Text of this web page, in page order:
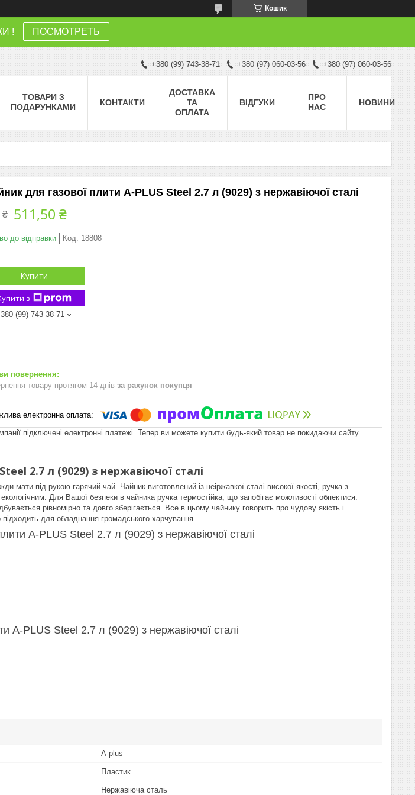
Кошик
! ПОСМОТРЕТЬ
+380 (99) 743-38-71 +380 (97) 060-03-56 +380 (97) 060-03-56
ТОВАРИ З
ПОДАРУНКАМИ
КОНТАКТИ
ДОСТАВКА
ТА
ОПЛАТА
ВІДГУКИ
ПРО
НАС
НОВИНИ
для газової плити A-PLUS Steel 2.7 л (9029) з нержавіючої сталі
₴ 511,50 ₴
до відправки Код: 18808
Купити
з
(99) 743-38-71
товару протягом 14 днів за рахунок покупця
підключені електронні платежі. Тепер ви можете купити будь-який товар не покидаючи сайту.
2.7 л (9029) з нержавіючої сталі
мати під рукою гарячий чай. Чайник виготовлений із неіржавкої сталі високої якості, ручка з
Для Вашої безпеки в чайника ручка термостійка, що запобігає можливості обпектися.
рівномірно та довго зберігається. Все в цьому чайнику говорить про чудову якість і
підходить для обладнання громадського харчування.
A-PLUS Steel 2.7 л (9029) з нержавіючої сталі
A-PLUS Steel 2.7 л (9029) з нержавіючої сталі
A-plus
Пластик
Нержавіюча сталь